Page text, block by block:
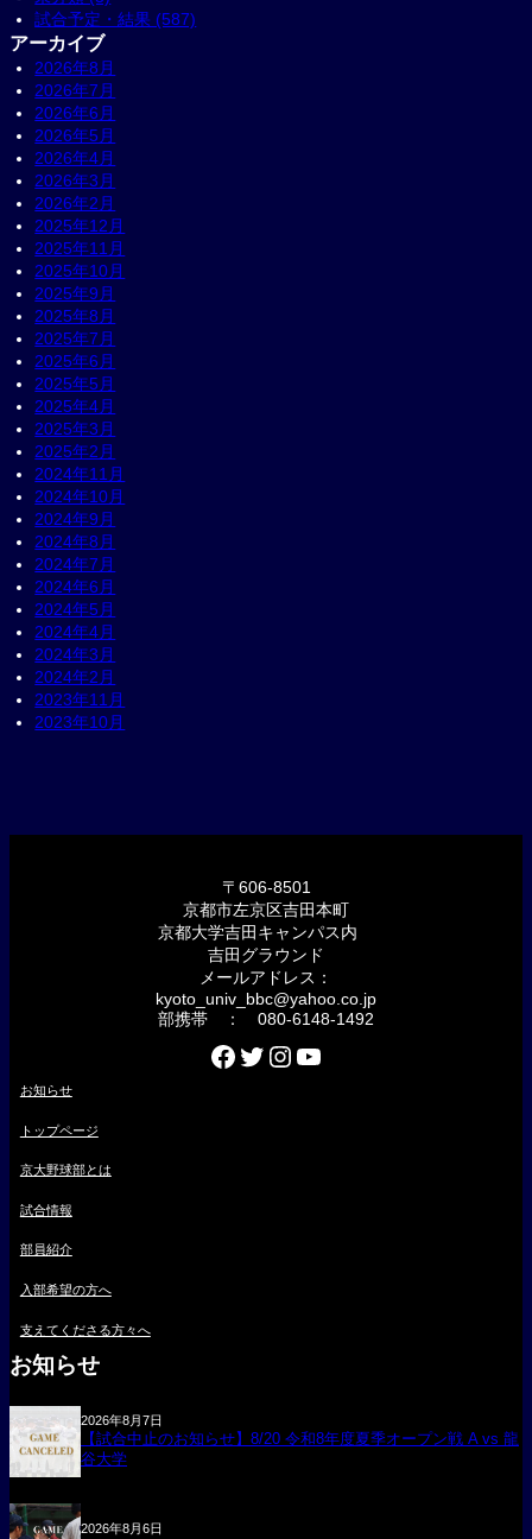
試合予定・結果 (587)
アーカイブ
2026年8月
2026年7月
2026年6月
2026年5月
2026年4月
2026年3月
2026年2月
2025年12月
2025年11月
2025年10月
2025年9月
2025年8月
2025年7月
2025年6月
2025年5月
2025年4月
2025年3月
2025年2月
2024年11月
2024年10月
2024年9月
2024年8月
2024年7月
2024年6月
2024年5月
2024年4月
2024年3月
2024年2月
2023年11月
2023年10月
〒606-8501
京都市左京区吉田本町
京都大学吉田キャンパス内
吉田グラウンド
メールアドレス：
kyoto_univ_bbc@yahoo.co.jp
部携帯 ： 080-6148-1492
Facebook Twitter Instagram YouTube
お知らせ
トップページ
京大野球部とは
試合情報
部員紹介
入部希望の方へ
支えてくださる方々へ
お知らせ
2026年8月7日
【試合中止のお知らせ】8/20 令和8年度夏季オープン戦 A vs 龍
谷大学
2026年8月6日